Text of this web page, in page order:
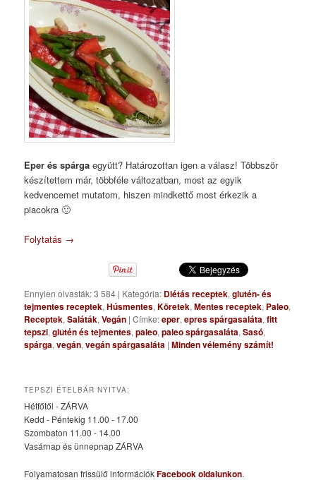
Eper és spárga együtt? Határozottan igen a válasz! Többször
készítettem már, többféle változatban, most az egyik
kedvencemet mutatom, hiszen mindkettő most érkezik a
piacokra 🙂
Folytatás →
Ennyien olvasták: 3 584 | Kategória: Diétás receptek,glutén- és
tejmentes receptek,Húsmentes,Köretek,Mentes receptek, Paleo,
Receptek,Saláták,Vegán |Címke:eper,epres spárgasaláta,fitt
tepszi,glutén és tejmentes,paleo,paleo spárgasaláta,Sasó,
spárga,vegán,vegán spárgasaláta |Minden vélemény számít!
TEPSZI ÉTELBÁR NYITVA:
Hétfőtől - ZÁRVA
Kedd - Péntekig 11.00 - 17.00
Szombaton 11.00 - 14.00
Vasárnap és ünnepnap ZÁRVA
Folyamatosan frissülő információkFacebook oldalunkon.